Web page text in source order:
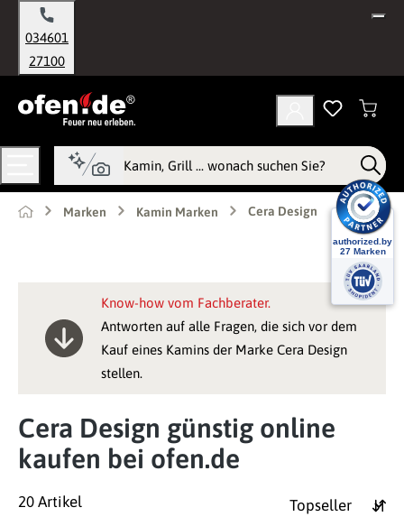
springen
034601
27100
Marken Kamin Marken Cera Design
Know-how vom Fachberater.
Antworten auf alle Fragen, die sich vor dem
Kauf eines Kamins der Marke Cera Design
stellen.
Cera Design günstig online
kaufen bei ofen.de
20 Artikel